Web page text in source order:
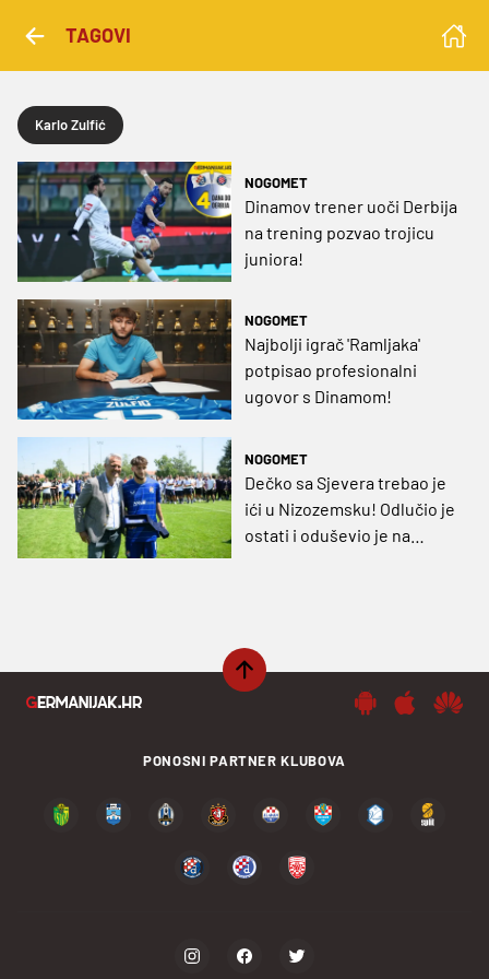
TAGOVI
Karlo Zulfić
NOGOMET
Dinamov trener uoči Derbija
na trening pozvao trojicu
juniora!
NOGOMET
Najbolji igrač 'Ramljaka'
potpisao profesionalni
ugovor s Dinamom!
NOGOMET
Dečko sa Sjevera trebao je
ići u Nizozemsku! Odlučio je
ostati i oduševio je na
PONOSNI PARTNER KLUBOVA